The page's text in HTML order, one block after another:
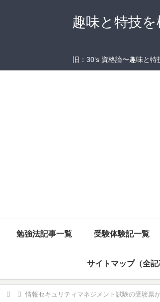
趣味と特技
旧：30‘s 資格論〜趣味と
勉強法記事一覧 受験体験記一覧
サイトマップ（全記
情報セキュリティマネジメント試験の受験票が